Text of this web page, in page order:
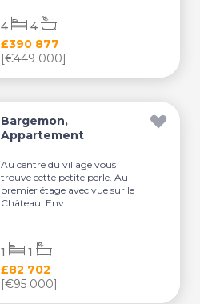
£390 877
[€449 000]
4 4
Bargemon,
Appartement
Au centre du village vous
trouve cette petite perle. Au
premier étage avec vue sur le
Château. Env....
£82 702
[€95 000]
1 1